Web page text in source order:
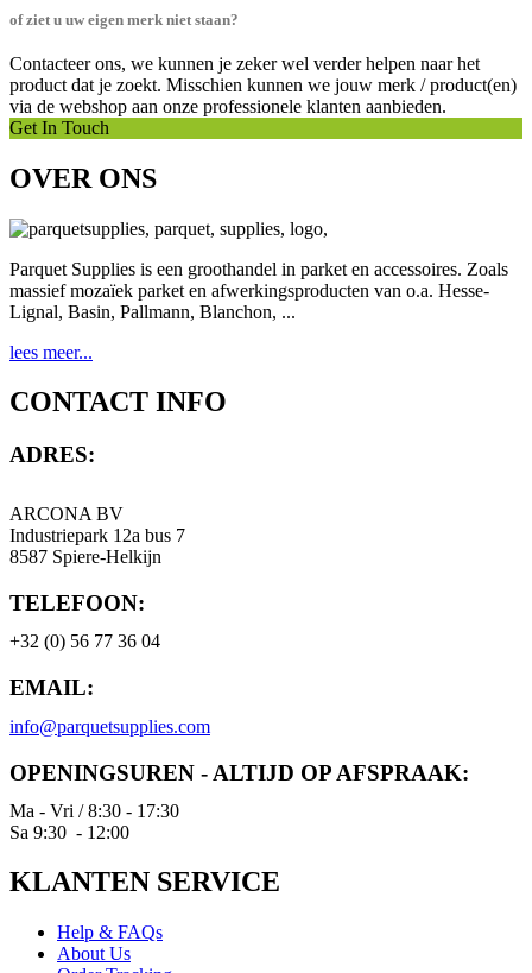
of ziet u uw eigen merk niet staan?
Contacteer ons, we kunnen je zeker wel verder helpen naar het
product dat je zoekt. Misschien kunnen we jouw merk / product(en)
via de webshop aan onze professionele klanten aanbieden.
Get In Touch
OVER ONS
Parquet Supplies is een groothandel in parket en accessoires. Zoals
massief mozaïek parket en afwerkingsproducten van o.a. Hesse-
Lignal, Basin, Pallmann, Blanchon, ...
lees meer...
CONTACT INFO
ADRES:
ARCONA BV
Industriepark 12a bus 7
8587 Spiere-Helkijn
TELEFOON:
+32 (0) 56 77 36 04
EMAIL:
info@parquetsupplies.com
OPENINGSUREN - ALTIJD OP AFSPRAAK:
Ma - Vri / 8:30 - 17:30
Sa 9:30 - 12:00
KLANTEN SERVICE
Help & FAQs
About Us